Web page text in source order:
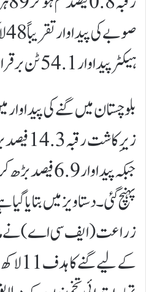
ہیکٹر پیداوار 54.1 ٹن برقرار رہی۔
بلوچستان میں گنے کی
پہنچ گئی۔دستاویز میں بتایا